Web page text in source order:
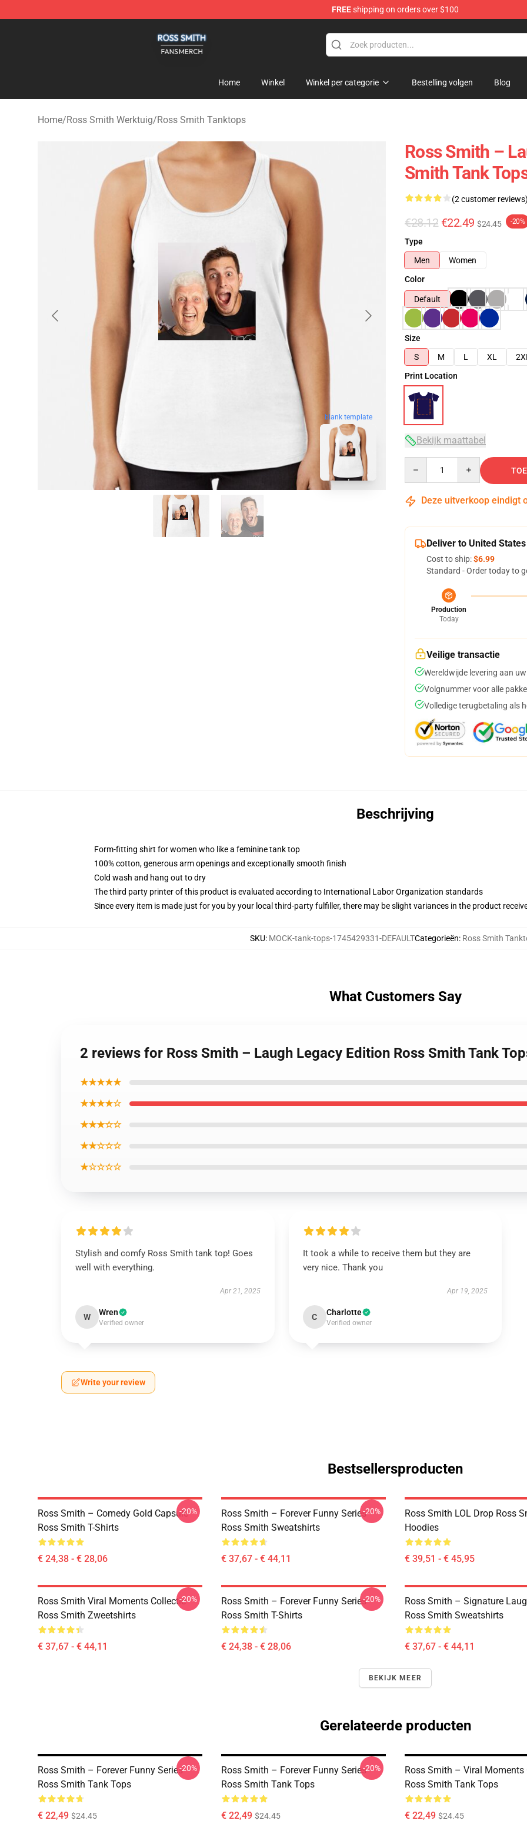
FREEshipping on orders over $100
Home Winkel Winkel per categorie Bestelling volgen Blog
Home/Ross Smith Werktuig/Ross Smith Tanktops
blank template
Ross Smith –
Smith Tank
(2 customer reviews)
€28.12 €22.49 $24.45 -20%
Type
Men
Women
Color
Default
Size
S
M L XL 2XL
Print Location
Bekijk maattabel
Deze uitverkoop eindigt
Deliver to United States
Cost to ship:$6.99
Standard - Order today to
Production
Today
Veilige transactie
Wereldwijde levering aan
Volgnummer voor alle
Volledige terugbetaling als
Beschrijving
Form-fitting shirt for women who like a feminine tank top
100% cotton, generous arm openings and exceptionally smooth finish
Cold wash and hang out to dry
The third party printer of this product is evaluated according to International Labor Organization standards
Since every item is made just for you by your local third-party fulfiller, there may be slight variances in the product
SKU: MOCK-tank-tops-1745429331-DEFAULTCategorieën: Ross Smith
What Customers Say
2 reviews for Ross Smith – Laugh Legacy Edition Ross Smith Tank
★★★★★
★★★★☆
★★★☆☆
★★☆☆☆
★☆☆☆☆
Stylish and comfy Ross Smith tank top! Goes
well with everything.
Apr 21, 2025
W Wren
Verified owner
It took a while to receive them but they are
very nice. Thank you
Apr 19, 2025
C Charlotte
Verified owner
Write your review
Bestsellersproducten
Ross Smith – Comedy Gold Capsule
Ross Smith T-Shirts
€ 24,38 - € 28,06
-20%
Ross Smith – Forever Funny Series
Ross Smith Sweatshirts
€ 37,67 - € 44,11
-20%
Ross Smith LOL Drop Ross
Hoodies
€ 39,51 - € 45,95
Ross Smith Viral Moments Collectie
Ross Smith Zweetshirts
€ 37,67 - € 44,11
-20%
Ross Smith – Forever Funny Series
Ross Smith T-Shirts
€ 24,38 - € 28,06
-20%
Ross Smith – Signature
Ross Smith Sweatshirts
€ 37,67 - € 44,11
BEKIJK MEER
Gerelateerde producten
Ross Smith – Forever Funny Series
Ross Smith Tank Tops
€ 22,49 $24.45
-20%
Ross Smith – Forever Funny Series
Ross Smith Tank Tops
€ 22,49 $24.45
-20%
Ross Smith – Viral Moments
Ross Smith Tank Tops
€ 22,49 $24.45